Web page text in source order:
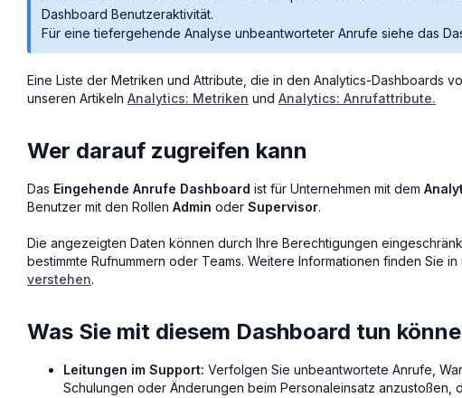
Dashboard Benutzeraktivität.
Für eine tiefergehende Analyse unbeantworteter Anrufe siehe das
Eine Liste der Metriken und Attribute, die in den Analytics-Dashboards
unseren Artikeln Analytics: Metriken und Analytics: Anrufattribute.
Wer darauf zugreifen kann
Das Eingehende Anrufe Dashboard ist für Unternehmen mit dem
Benutzer mit den Rollen Admin oder Supervisor.
Die angezeigten Daten können durch Ihre Berechtigungen
bestimmte Rufnummern oder Teams. Weitere Informationen finden Sie in
verstehen.
Was Sie mit diesem Dashboard tun
Leitungen im Support: Verfolgen Sie unbeantwortete Anrufe,
Schulungen oder Änderungen beim Personaleinsatz